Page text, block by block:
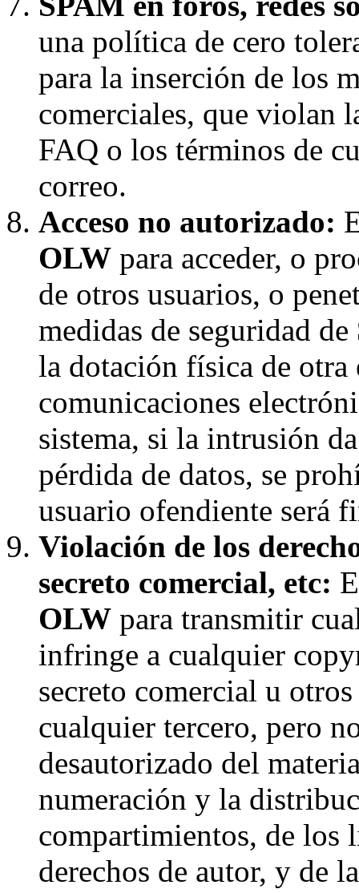
una política de cero
para la inserción de los
comerciales, que violan
FAQ o los términos de
correo.
Acceso no autorizado:
OLW para acceder, o
de otros usuarios, o
medidas de seguridad de
la dotación física de otra
comunicaciones
sistema, si la intrusión
pérdida de datos, se
usuario ofendiente será
Violación de los
secreto comercial, etc:
OLW para transmitir
infringe a cualquier
secreto comercial u
cualquier tercero, pero
desautorizado del
numeración y la
compartimientos, de los
derechos de autor, y de